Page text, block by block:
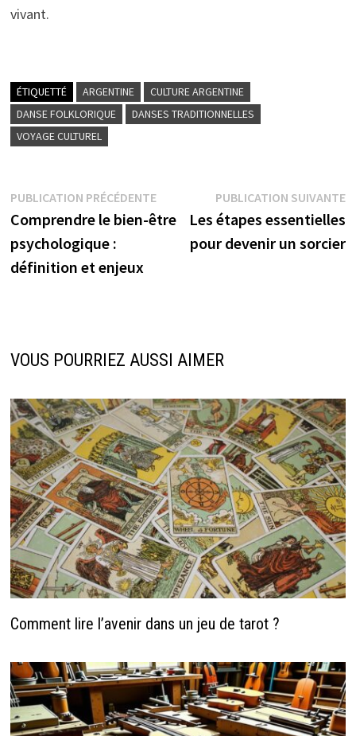
vivant.
ÉTIQUETTÉ ARGENTINE
CULTURE ARGENTINE
DANSE FOLKLORIQUE
DANSES TRADITIONNELLES
VOYAGE CULTUREL
Navigation
de
l’article
PUBLICATION PRÉCÉDENTEPublication
précédente :
Comprendre le bien-être
psychologique :
définition et enjeux
PUBLICATION SUIVANTE
Les étapes essentielles
pour devenir un sorcier
VOUS POURRIEZ AUSSI AIMER
Comment lire l’avenir dans un jeu de tarot ?